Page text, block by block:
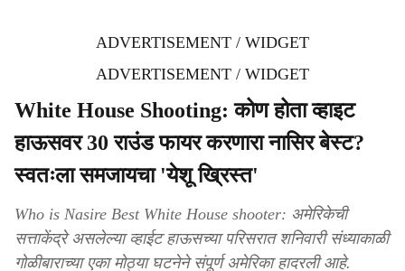
ADVERTISEMENT / WIDGET
ADVERTISEMENT / WIDGET
White House Shooting: कोण होता व्हाइट
हाऊसवर 30 राउंड फायर करणारा नासिर बेस्ट?
स्वतःला समजायचा 'येशू ख्रिस्त'
Who is Nasire Best White House shooter: अमेरिकेची
सत्ताकेंद्रे असलेल्या व्हाईट हाऊसच्या परिसरात शनिवारी संध्याकाळी
गोळीबाराच्या एका मोठ्या घटनेने संपूर्ण अमेरिका हादरली आहे.